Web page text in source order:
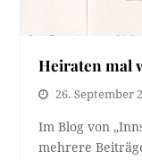
Heiraten mal
26. September
Im Blog von
mehrere